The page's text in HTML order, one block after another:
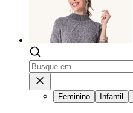
Feminino Infantil